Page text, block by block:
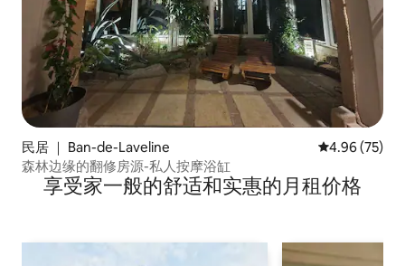
民居 ｜ Ban-de-Laveline 平均评分
4.96 (75)
森林边缘的翻修房源-私人按摩浴缸
享受家一般的舒适和实惠的月租价格